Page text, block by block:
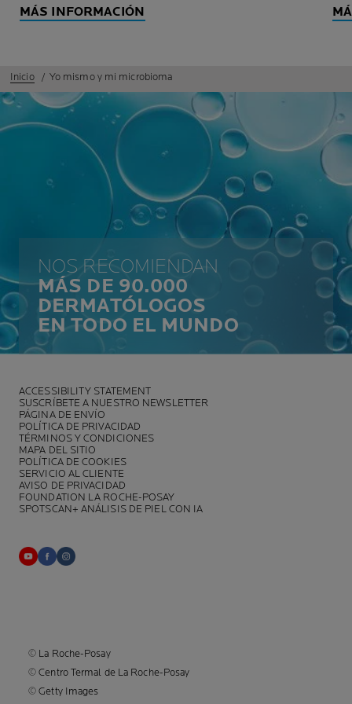
MÁS INFORMACIÓN
Inicio Yo mismo y mi microbioma
NOS RECOMIENDAN
MÁS DE 90.000
DERMATÓLOGOS
EN TODO EL MUNDO
ACCESSIBILITY STATEMENT
SUSCRÍBETE A NUESTRO NEWSLETTER
PÁGINA DE ENVÍO
POLÍTICA DE PRIVACIDAD
TÉRMINOS Y CONDICIONES
MAPA DEL SITIO
POLÍTICA DE COOKIES
SERVICIO AL CLIENTE
AVISO DE PRIVACIDAD
FOUNDATION LA ROCHE-POSAY
SPOTSCAN+ ANÁLISIS DE PIEL CON IA
© La Roche-Posay
© Centro Termal de La Roche-Posay
© Getty Images